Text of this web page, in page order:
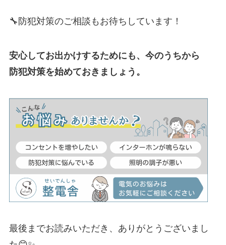
🔧防犯対策のご相談もお待ちしています！
安心してお出かけするためにも、今のうちから
防犯対策を始めておきましょう。
最後までお読みいただき、ありがとうございまし